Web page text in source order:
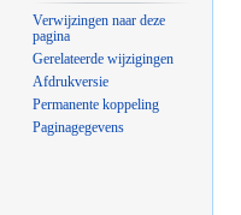
Verwijzingen naar deze
pagina
Gerelateerde wijzigingen
Afdrukversie
Permanente koppeling
Paginagegevens